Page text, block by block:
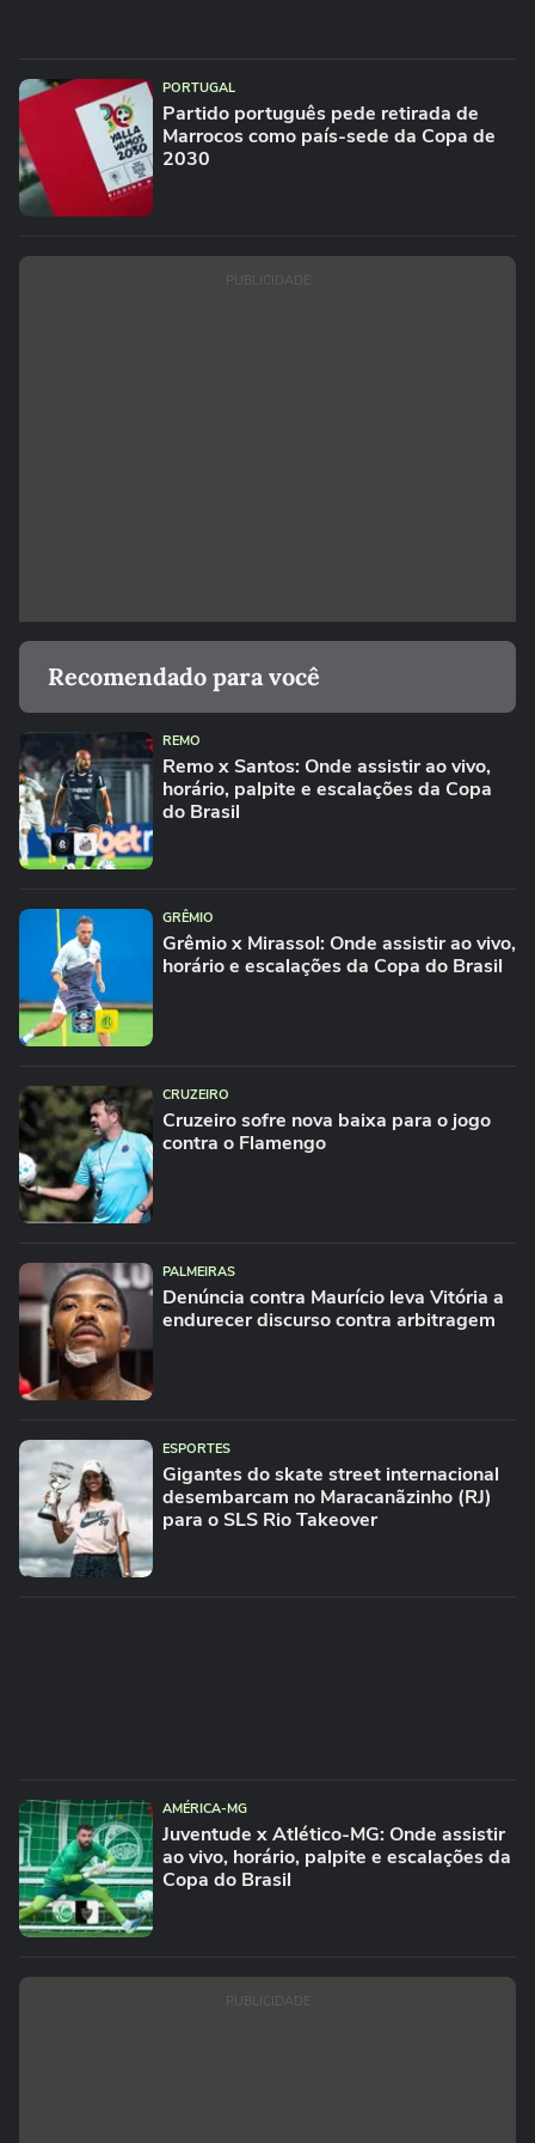
PORTUGAL
Partido português pede retirada de
Marrocos como país-sede da Copa de
2030
PUBLICIDADE
Recomendado para você
REMO
Remo x Santos: Onde assistir ao vivo,
horário, palpite e escalações da Copa
do Brasil
GRÊMIO
Grêmio x Mirassol: Onde assistir ao vivo,
horário e escalações da Copa do Brasil
CRUZEIRO
Cruzeiro sofre nova baixa para o jogo
contra o Flamengo
PALMEIRAS
Denúncia contra Maurício leva Vitória a
endurecer discurso contra arbitragem
ESPORTES
Gigantes do skate street internacional
desembarcam no Maracanãzinho (RJ)
para o SLS Rio Takeover
AMÉRICA-MG
Juventude x Atlético-MG: Onde assistir
ao vivo, horário, palpite e escalações da
Copa do Brasil
PUBLICIDADE